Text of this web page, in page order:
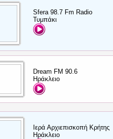
Sfera 98.7 Fm Radio
Τυμπάκι
Dream FM 90.6
Ηράκλειο
Ιερά Αρχιεπισκοπή Κρήτης
Ηράκλειο